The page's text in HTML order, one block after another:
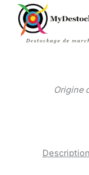
Aller
contenu
Origine